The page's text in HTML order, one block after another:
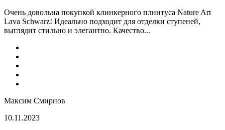
Очень довольна покупкой клинкерного плинтуса Nature Art
Lava Schwarz! Идеально подходит для отделки ступеней,
выглядит стильно и элегантно. Качество...
Максим Смирнов
10.11.2023